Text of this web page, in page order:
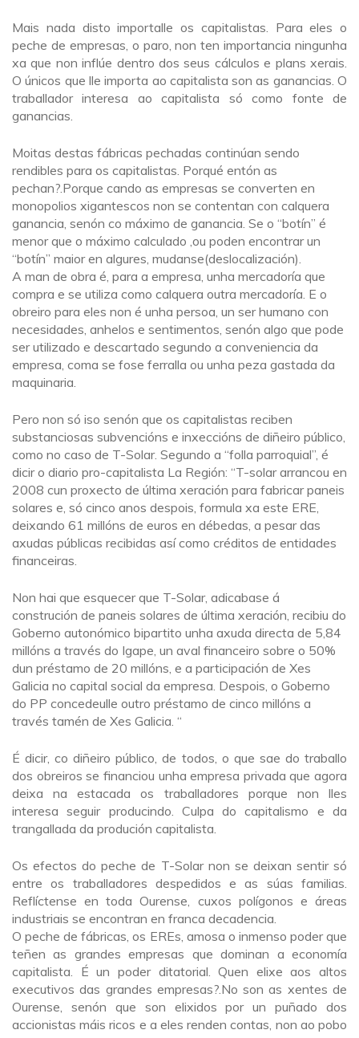
Mais nada disto importalle os capitalistas. Para eles o
peche de empresas, o paro, non ten importancia ningunha
xa que non inflúe dentro dos seus cálculos e plans xerais.
O únicos que lle importa ao capitalista son as ganancias. O
traballador interesa ao capitalista só como fonte de
ganancias.
Moitas destas fábricas pechadas continúan sendo
rendibles para os capitalistas. Porqué entón as
pechan?.Porque cando as empresas se converten en
monopolios xigantescos non se contentan con calquera
ganancia, senón co máximo de ganancia. Se o “botín” é
menor que o máximo calculado ,ou poden encontrar un
“botín” maior en algures, mudanse(deslocalización).
A man de obra é, para a empresa, unha mercadoría que
compra e se utiliza como calquera outra mercadoría. E o
obreiro para eles non é unha persoa, un ser humano con
necesidades, anhelos e sentimentos, senón algo que pode
ser utilizado e descartado segundo a conveniencia da
empresa, coma se fose ferralla ou unha peza gastada da
maquinaria.
Pero non só iso senón que os capitalistas reciben
substanciosas subvencións e inxeccións de diñeiro público,
como no caso de T-Solar. Segundo a “folla parroquial”, é
dicir o diario pro-capitalista La Región: “T-solar arrancou en
2008 cun proxecto de última xeración para fabricar paneis
solares e, só cinco anos despois, formula xa este ERE,
deixando 61 millóns de euros en débedas, a pesar das
axudas públicas recibidas así como créditos de entidades
financeiras.
Non hai que esquecer que T-Solar, adicabase á
construción de paneis solares de última xeración, recibiu do
Goberno autonómico bipartito unha axuda directa de 5,84
millóns a través do Igape, un aval financeiro sobre o 50%
dun préstamo de 20 millóns, e a participación de Xes
Galicia no capital social da empresa. Despois, o Goberno
do PP concedeulle outro préstamo de cinco millóns a
través tamén de Xes Galicia. “
É dicir, co diñeiro público, de todos, o que sae do traballo
dos obreiros se financiou unha empresa privada que agora
deixa na estacada os traballadores porque non lles
interesa seguir producindo. Culpa do capitalismo e da
trangallada da produción capitalista.
Os efectos do peche de T-Solar non se deixan sentir só
entre os traballadores despedidos e as súas familias.
Reflíctense en toda Ourense, cuxos polígonos e áreas
industriais se encontran en franca decadencia.
O peche de fábricas, os EREs, amosa o inmenso poder que
teñen as grandes empresas que dominan a economía
capitalista. É un poder ditatorial. Quen elixe aos altos
executivos das grandes empresas?.No son as xentes de
Ourense, senón que son elixidos por un puñado dos
accionistas máis ricos e a eles renden contas, non ao pobo